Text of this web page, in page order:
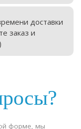
доставки
заказ и
форме, мы